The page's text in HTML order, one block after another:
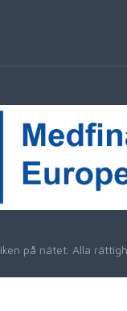
på nätet. Alla